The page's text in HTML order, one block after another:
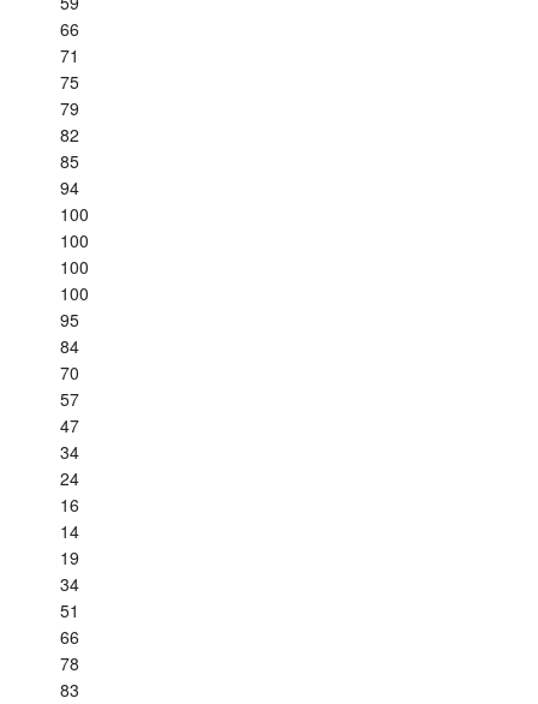
66
71
75
79
82
85
94
100
100
100
100
95
84
70
57
47
34
24
16
14
19
34
51
66
78
83